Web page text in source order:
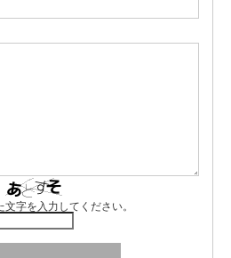
字を入力してください。